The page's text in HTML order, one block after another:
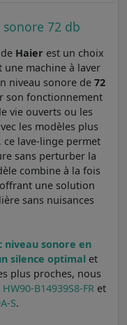
72 db
de Haier est un choix
machine à laver
niveau sonore de 72
son fonctionnement
vie ouverts ou les
les modèles plus
ce lave-linge permet
sans perturber la
combine à la fois
une solution
sans nuisances
niveau sonore en
silence optimalet
plus proches, nous
HW90-B14939S8-FR et
S.